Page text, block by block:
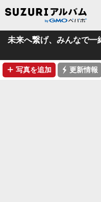
➕ 写真を追加 ⚡ 更新情報